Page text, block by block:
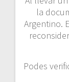
la
Argentino.
Podes